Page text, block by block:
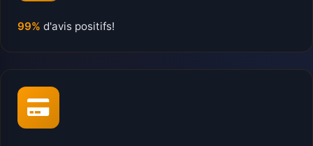
99% d'avis positifs!